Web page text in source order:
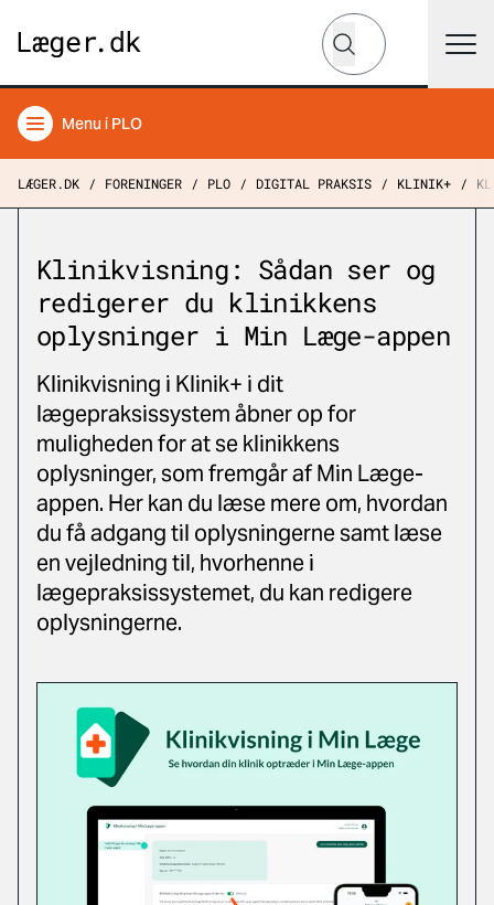
Hvad leder du efter?
Søg
Menu i PLO
LÆGER.DK FORENINGER PLO DIGITAL PRAKSIS KLINIK+
Klinikvisning: Sådan ser og
redigerer du klinikkens
oplysninger i Min Læge-appen
Klinikvisning i Klinik+ i dit
lægepraksissystem åbner op for
muligheden for at se klinikkens
oplysninger, som fremgår af Min Læge-
appen. Her kan du læse mere om, hvordan
du få adgang til oplysningerne samt læse
en vejledning til, hvorhenne i
lægepraksissystemet, du kan redigere
oplysningerne.